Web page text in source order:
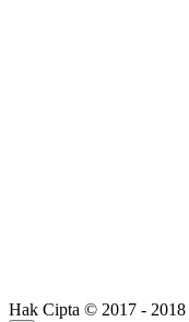
Hak Cipta © 2017 - 2018